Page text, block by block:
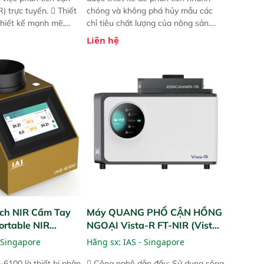
trực tuyến.  Thiết
kế mạnh mẽ,
trợ tản nhiệt tăng
kiểm tra áp suất
kết: Mang lại
thông số theo
trực quan hóa dữ
ROI cho doanh
chóng và không phá hủy mẫu các
chỉ tiêu chất lượng của nông sản.
Phạm vi sử dụng: Thiết bị linh hoạt
cho nhiều kịch bản khác nhau như
xuất hoặc trực tiếp ngoài đồng
Liên hệ
NIR Cầm Tay
NIR
Máy QUANG PHỔ CẬN HỒNG
NGOẠI Vista-R FT-NIR (Vista-
R FT-NIR Analyzer)
Hãng sx: IAS - Singapore